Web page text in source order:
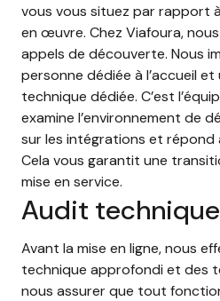
vous vous situez par rapport
en œuvre. Chez Viafoura,
appels de découverte. Nous
personne dédiée à l’accueil
technique dédiée. C’est
examine l’environnement de
sur les intégrations et répond
Cela vous garantit une
mise en service.
Audit technique
Avant la mise en ligne, nous
technique approfondi et des
nous assurer que tout